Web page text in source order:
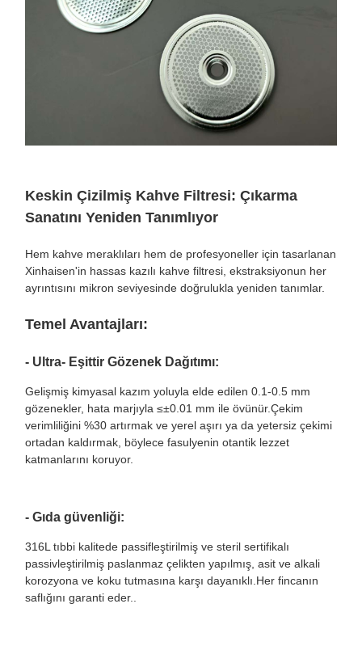
Keskin Çizilmiş Kahve Filtresi: Çıkarma
Sanatını Yeniden Tanımlıyor
Hem kahve meraklıları hem de profesyoneller için tasarlanan
Xinhaisen'in hassas kazılı kahve filtresi, ekstraksiyonun her
ayrıntısını mikron seviyesinde doğrulukla yeniden tanımlar.
Temel Avantajları:
- Ultra- Eşittir Gözenek Dağıtımı:
Gelişmiş kimyasal kazım yoluyla elde edilen 0.1-0.5 mm
gözenekler, hata marjıyla ≤±0.01 mm ile övünür.Çekim
verimliliğini %30 artırmak ve yerel aşırı ya da yetersiz çekimi
ortadan kaldırmak, böylece fasulyenin otantik lezzet
katmanlarını koruyor.
- Gıda güvenliği:
316L tıbbi kalitede passifleştirilmiş ve steril sertifikalı
passivleştirilmiş paslanmaz çelikten yapılmış, asit ve alkali
korozyona ve koku tutmasına karşı dayanıklı.Her fincanın
saflığını garanti eder..